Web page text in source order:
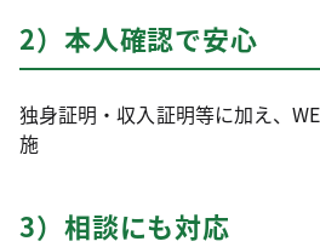
2）本人確認で安心
独身証明・収入証明等に加え、
施
3）相談にも対応